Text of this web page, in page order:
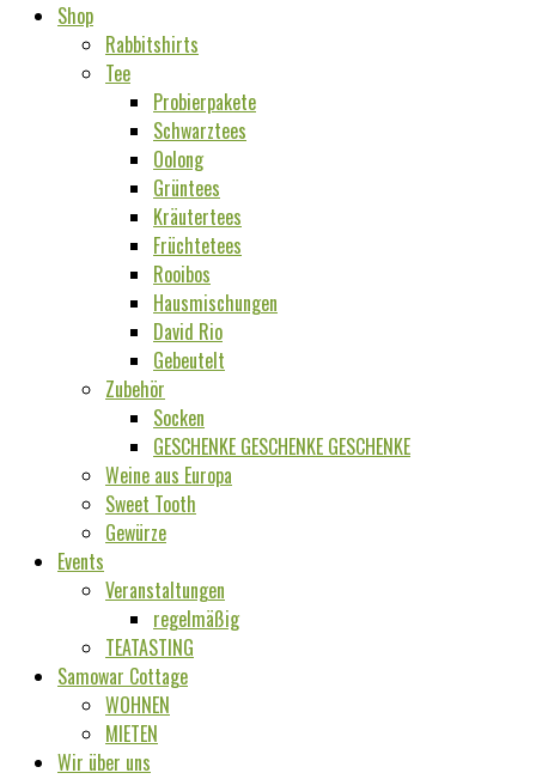
Shop
Rabbitshirts
Tee
Probierpakete
Schwarztees
Oolong
Grüntees
Kräutertees
Früchtetees
Rooibos
Hausmischungen
David Rio
Gebeutelt
Zubehör
Socken
GESCHENKE GESCHENKE GESCHENKE
Weine aus Europa
Sweet Tooth
Gewürze
Events
Veranstaltungen
regelmäßig
TEATASTING
Samowar Cottage
WOHNEN
MIETEN
Wir über uns